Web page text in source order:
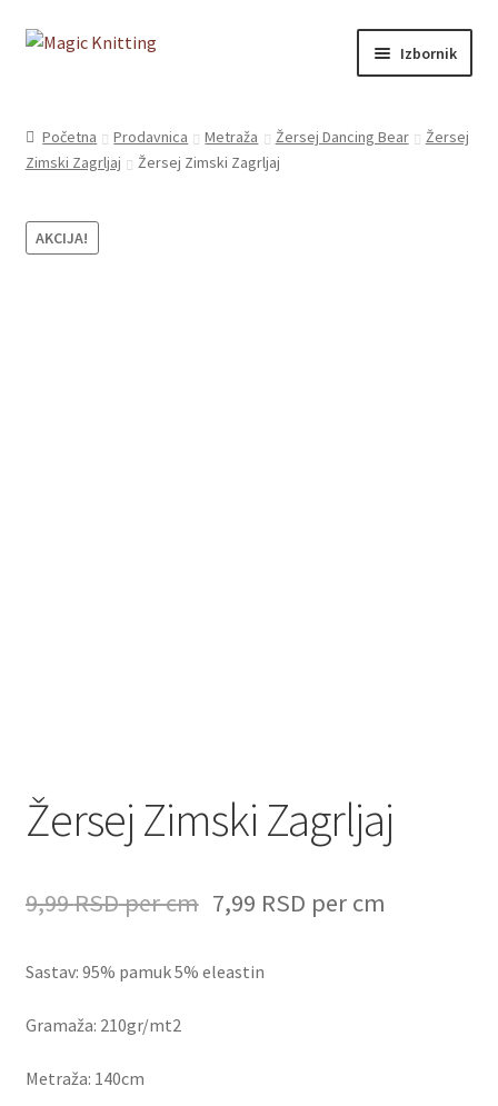
Izbornik
O nama
Prodavnica
Početna Prodavnica Metraža Žersej Dancing Bear
Žersej
Zimski Zagrljaj
Žersej Zimski Zagrljaj
AKCIJA!
Žersej Zimski Zagrljaj
9,99RSDper cm 7,99 RSD per cm
Sastav: 95% pamuk 5% eleastin
Gramaža: 210gr/mt2
Metraža: 140cm